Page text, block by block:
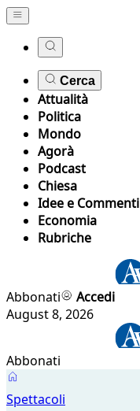
Cerca
Attualità
Politica
Mondo
Agorà
Podcast
Chiesa
Idee e Commenti
Economia
Rubriche
Abbonati
Accedi
August 8, 2026
Abbonati
Spettacoli